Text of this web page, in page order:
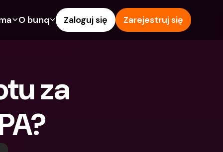
Karty kredytowe
Waluty obce i zagraniczne
Wypłaty i wpłaty z
bankomatów
O bunq
Blog
Zgłoś problem
Zaloguj się Zarejestruj się
za